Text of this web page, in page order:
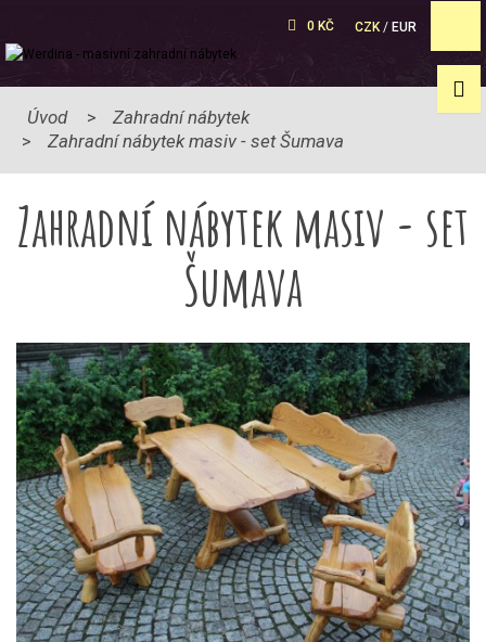
0 KČ CZK/ EUR
Úvod
Zahradní nábytek
Zahradní nábytek masiv - set Šumava
Zahradní nábytek masiv - set
Šumava